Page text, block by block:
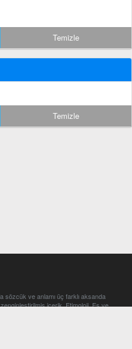
Temizle
Temizle
sözcük ve anlamı üç farklı aksanda
içerik. Etimoloji, Eş ve